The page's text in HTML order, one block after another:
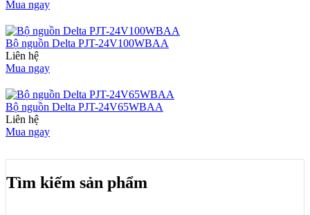
Mua ngay
Bộ nguồn Delta PJT-24V100WBAA
Liên hệ
Mua ngay
Bộ nguồn Delta PJT-24V65WBAA
Liên hệ
Mua ngay
Tìm kiếm sản phẩm